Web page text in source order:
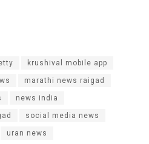
krushival mobile app
marathi news raigad
news india
social media news
uran news